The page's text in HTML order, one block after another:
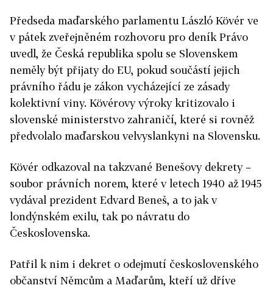
Předseda maďarského parlamentu László Kövér ve
v pátek zveřejněném rozhovoru pro deník Právo
uvedl, že Česká republika spolu se Slovenskem
neměly být přijaty do EU, pokud součástí jejich
právního řádu je zákon vycházející ze zásady
kolektivní viny. Kövérovy výroky kritizovalo i
slovenské ministerstvo zahraničí, které si rovněž
předvolalo maďarskou velvyslankyni na Slovensku.
Kövér odkazoval na takzvané Benešovy dekrety –
soubor právních norem, které v letech 1940 až 1945
vydával prezident Edvard Beneš, a to jak v
londýnském exilu, tak po návratu do
Československa.
Patřil k nim i dekret o odejmutí československého
občanství Němcům a Maďarům, kteří už dříve